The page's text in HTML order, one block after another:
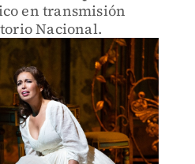
en transmisión
Nacional.